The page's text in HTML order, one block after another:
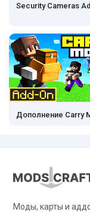
Security Cameras
Дополнение Carry
Моды, карты и